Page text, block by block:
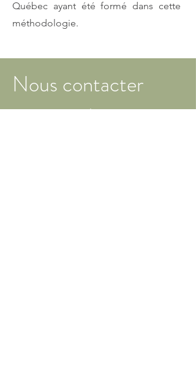
Québec ayant été formé dans cette
méthodologie.
Nous contacter
20 rue Saint-Paul Ouest